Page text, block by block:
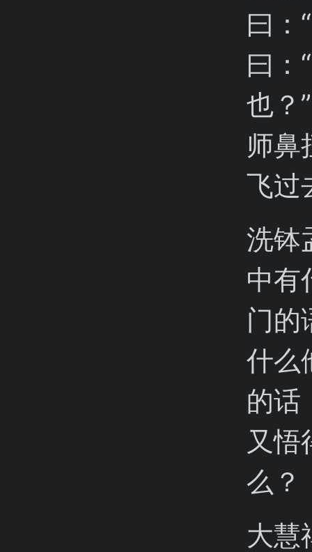
曰：
曰：
也？
师鼻
飞过
洗钵
中有
门的
什么
的话
又悟
么？
大慧